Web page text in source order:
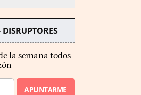
DISRUPTORES
la semana todos
APUNTARME